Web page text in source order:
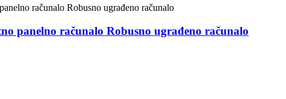
panelno računalo Robusno ugrađeno računalo